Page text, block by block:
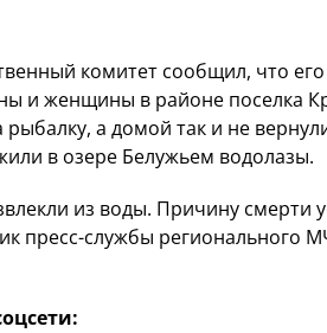
комитет сообщил, что
и женщины в районе поселка
а домой так и не
в озере Белужьем водолазы.
из воды. Причину смерти
пресс-службы регионального